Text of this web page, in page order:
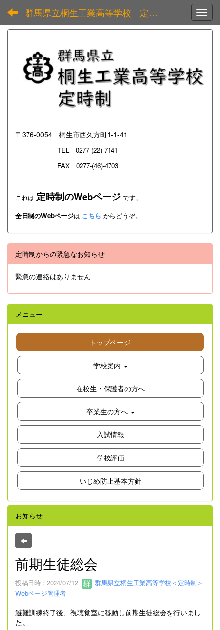
群馬県立桐生工業高等学校 定時制
〒376-0054 桐生市西久方町1-1-41
TEL 0277-(22)-7141
FAX 0277-(46)-4703
これは 定時制のWebページ です。
全日制のWebページは こちら からどうぞ。
定時制からの緊急なお知らせ
緊急の連絡はありません
メニュー
トップページ
学校案内
在校生・保護者の方へ
卒業生の方へ
入試情報
学校評価
いじめ防止基本方針
お知らせ
前期生徒総会
投稿日時 : 2024/07/12
群馬県立桐生工業高等学校＜定時制＞
Webページ管理者
避難訓練終了後、視聴覚室に移動し前期生徒総会を行いまし
た。